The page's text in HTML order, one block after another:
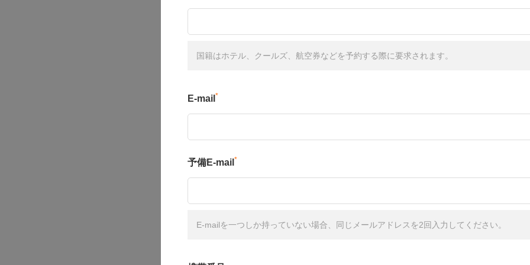
国籍はホテル、クールズ、航空券などを予約する際に要求されます。
E-mail *
予備E-mail *
E-mailを一つしか持っていない場合、同じメールアドレスを2回入力してください。